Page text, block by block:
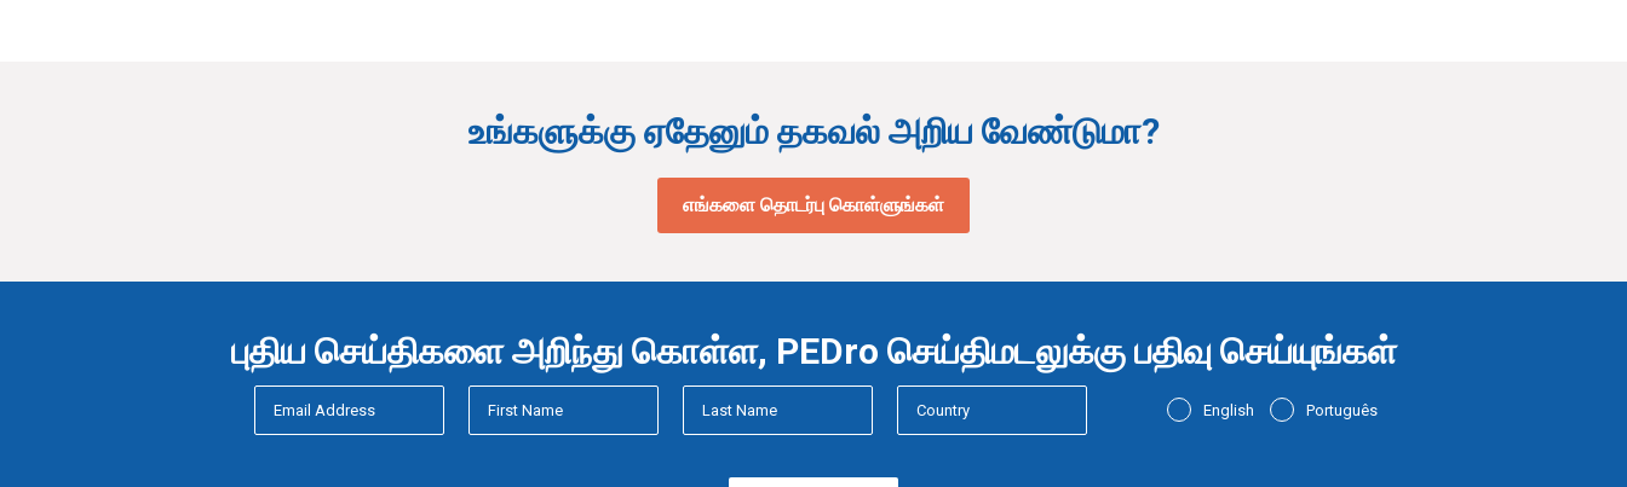
உங்களுக்கு ஏதேனும் தகவல் அறிய வேண்டுமா?
எங்களை தொடர்பு கொள்ளுங்கள்
புதிய செய்திகளை அறிந்து கொள்ள, PEDro செய்திமடலுக்கு பதிவு செய்யுங்கள்
English Português